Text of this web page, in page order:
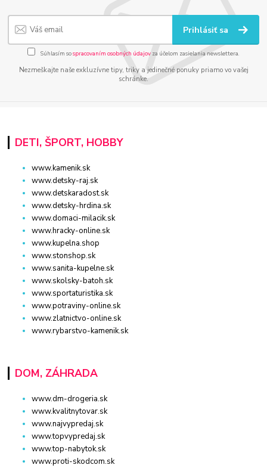
Prihlásiť sa
Súhlasím sospracovaním osobných údajov za účelom zasielania newslettera.
Nezmeškajte naše exkluzívne tipy, triky a jedinečné ponuky priamo vo vašej
schránke.
DETI, ŠPORT, HOBBY
www.kamenik.sk
www.detsky-raj.sk
www.detskaradost.sk
www.detsky-hrdina.sk
www.domaci-milacik.sk
www.hracky-online.sk
www.kupelna.shop
www.stonshop.sk
www.sanita-kupelne.sk
www.skolsky-batoh.sk
www.sportaturistika.sk
www.potraviny-online.sk
www.zlatnictvo-online.sk
www.rybarstvo-kamenik.sk
DOM, ZÁHRADA
www.dm-drogeria.sk
www.kvalitnytovar.sk
www.najvypredaj.sk
www.topvypredaj.sk
www.top-nabytok.sk
www.proti-skodcom.sk